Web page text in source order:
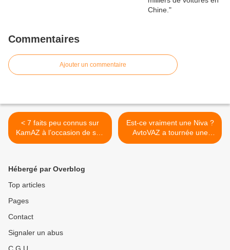
Commentaires
Ajouter un commentaire
< 7 faits peu connus sur
KamAZ à l’occasion de son
anniversaire.
Est-ce vraiment une Niva ?
AvtoVAZ a tournée une
publicité amusante pour la
Hébergé par Overblog
Top articles
Pages
Contact
Signaler un abus